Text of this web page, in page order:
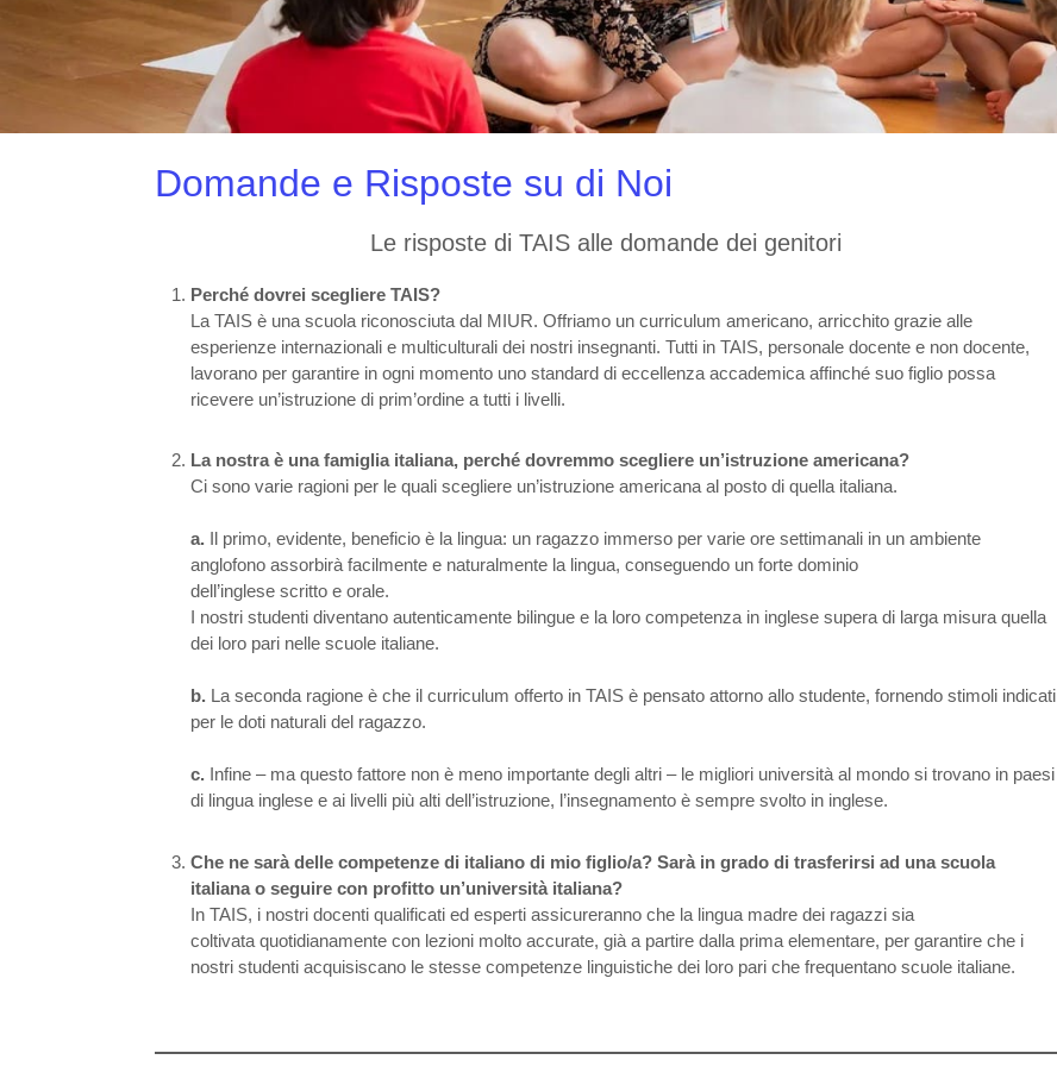
Domande e Risposte su di Noi
Le risposte di TAIS alle domande dei genitori
Perché dovrei scegliere TAIS?
La TAIS è una scuola riconosciuta dal MIUR. Offriamo un curriculum americano, arricchito grazie alle
esperienze internazionali e multiculturali dei nostri insegnanti. Tutti in TAIS, personale docente e non docente,
lavorano per garantire in ogni momento uno standard di eccellenza accademica affinché suo figlio possa
ricevere un’istruzione di prim’ordine a tutti i livelli.
La nostra è una famiglia italiana, perché dovremmo scegliere un’istruzione americana?
Ci sono varie ragioni per le quali scegliere un’istruzione americana al posto di quella italiana.
a. Il primo, evidente, beneficio è la lingua: un ragazzo immerso per varie ore settimanali in un ambiente
anglofono assorbirà facilmente e naturalmente la lingua, conseguendo un forte dominio
dell’inglese scritto e orale.
I nostri studenti diventano autenticamente bilingue e la loro competenza in inglese supera di larga misura quella
dei loro pari nelle scuole italiane.
b. La seconda ragione è che il curriculum offerto in TAIS è pensato attorno allo studente, fornendo stimoli indicati
per le doti naturali del ragazzo.
c. Infine – ma questo fattore non è meno importante degli altri – le migliori università al mondo si trovano in paesi
di lingua inglese e ai livelli più alti dell’istruzione, l’insegnamento è sempre svolto in inglese.
Che ne sarà delle competenze di italiano di mio figlio/a? Sarà in grado di trasferirsi ad una scuola
italiana o seguire con profitto un’università italiana?
In TAIS, i nostri docenti qualificati ed esperti assicureranno che la lingua madre dei ragazzi sia
coltivata quotidianamente con lezioni molto accurate, già a partire dalla prima elementare, per garantire che i
nostri studenti acquisiscano le stesse competenze linguistiche dei loro pari che frequentano scuole italiane.